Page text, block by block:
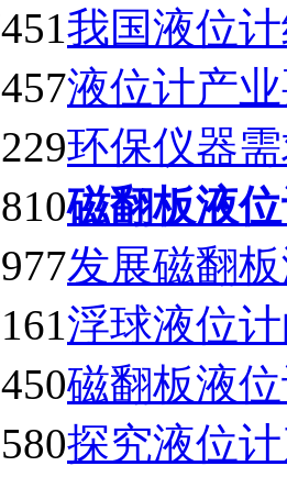
我国液位
液位计产
环保仪器
磁翻板液
发展磁翻
浮球液位
磁翻板液
探究液位